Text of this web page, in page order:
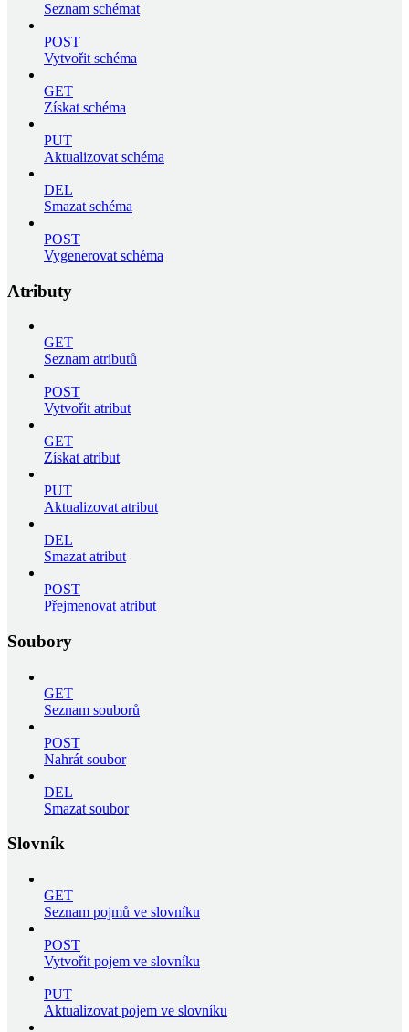
Seznam schémat
POST
Vytvořit schéma
GET
Získat schéma
PUT
Aktualizovat schéma
DEL
Smazat schéma
POST
Vygenerovat schéma
Atributy
GET
Seznam atributů
POST
Vytvořit atribut
GET
Získat atribut
PUT
Aktualizovat atribut
DEL
Smazat atribut
POST
Přejmenovat atribut
Soubory
GET
Seznam souborů
POST
Nahrát soubor
DEL
Smazat soubor
Slovník
GET
Seznam pojmů ve slovníku
POST
Vytvořit pojem ve slovníku
PUT
Aktualizovat pojem ve slovníku